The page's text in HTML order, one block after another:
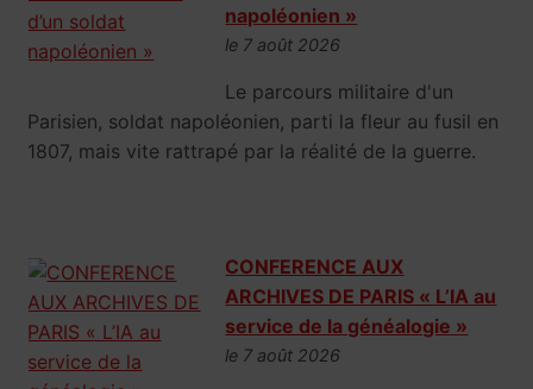
napoléonien »
le 7 août 2026
Le parcours militaire d'un
Parisien, soldat napoléonien, parti la fleur au fusil en
1807, mais vite rattrapé par la réalité de la guerre.
CONFERENCE AUX
ARCHIVES DE PARIS « L’IA au
service de la généalogie »
le 7 août 2026